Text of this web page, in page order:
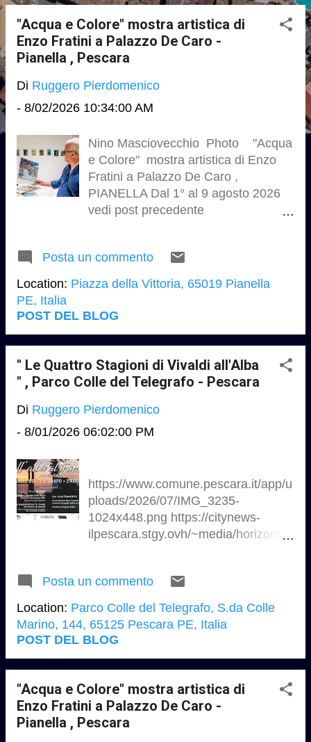
"Acqua e Colore" mostra artistica di
Enzo Fratini a Palazzo De Caro -
Pianella , Pescara
Di Ruggero Pierdomenico
- 8/02/2026 10:34:00 AM
Nino Masciovecchio Photo "Acqua
e Colore" mostra artistica di Enzo
Fratini a Palazzo De Caro ,
PIANELLA Dal 1° al 9 agosto 2026
vedi post precedente
/08/acqua-e-colore-mostra-artistica-
di-enzo.html
Posta un commento
Location: Piazza della Vittoria, 65019 Pianella
PE, Italia
POST DEL BLOG
" Le Quattro Stagioni di Vivaldi all'Alba
" , Parco Colle del Telegrafo - Pescara
Di Ruggero Pierdomenico
- 8/01/2026 06:02:00 PM
https://www.comune.pescara.it/app/u
ploads/2026/07/IMG_3235-
1024x448.png https://citynews-
ilpescara.stgy.ovh/~media/horizontal
https://i0.wp.com/www.espressione2
4.it/wp-
content/uploads/2025/07/Foto-
Roberto-Marino-val-pescara.webp?
Vivaldi all'Alba" al Parco Colle del
Telegrafo - Pescara ……………Il
Parco Colle del Telegrafo si prepara
a ospitare un evento musicale in due
Posta un commento
Location: Parco Colle del Telegrafo, S.da Colle
Marino, 144, 65125 Pescara PE, Italia
POST DEL BLOG
"Acqua e Colore" mostra artistica di
Enzo Fratini a Palazzo De Caro -
Pianella , Pescara